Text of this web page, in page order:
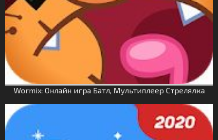
Wormix: Онлайн игра Батл, Мультиплеер Стрелялка